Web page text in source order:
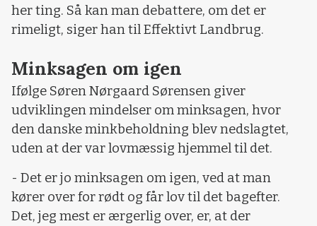
her ting. Så kan man debattere, om det er
rimeligt, siger han til Effektivt Landbrug.
Minksagen om igen
Ifølge Søren Nørgaard Sørensen giver
udviklingen mindelser om minksagen, hvor
den danske minkbeholdning blev nedslagtet,
uden at der var lovmæssig hjemmel til det.
- Det er jo minksagen om igen, ved at man
kører over for rødt og får lov til det bagefter.
Det, jeg mest er ærgerlig over, er, at der